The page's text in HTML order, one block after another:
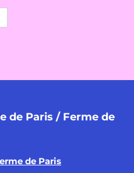
de Paris / Ferme de
de Paris